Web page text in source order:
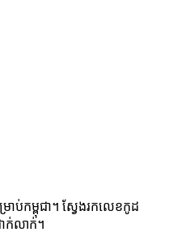
កម្ពុជា។ ស្វែងរកលេខកូដ
ក់លាក់។